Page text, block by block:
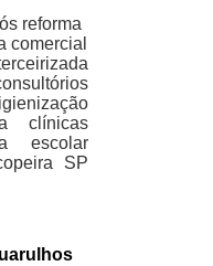
reforma
comercial
clínicas
escolar
SP